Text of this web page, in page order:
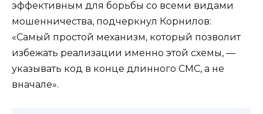
эффективным для борьбы со всеми видами
мошенничества, подчеркнул Корнилов:
«Самый простой механизм, который позволит
избежать реализации именно этой схемы, —
указывать код в конце длинного СМС, а не
вначале».